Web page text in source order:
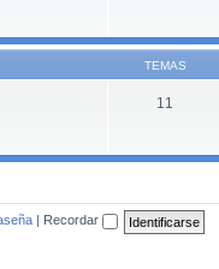
TEMAS
11
Recordar